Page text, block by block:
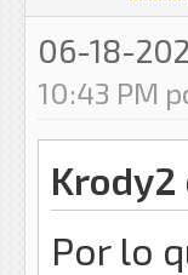
06-18-
10:43 PM
Krody2
Por lo